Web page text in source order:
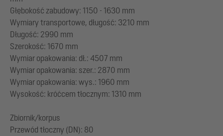
Głębokość zabudowy: 1150 - 1630 mm
Wymiary transportowe, długość: 3210 mm
Długość: 2990 mm
Szerokość: 1670 mm
Wymiar opakowania: dł.: 4507 mm
Wymiar opakowania: szer.: 2870 mm
Wymiar opakowania: wys.: 1960 mm
Wysokość: króćcem tłocznym: 1310 mm
Zbiornik/korpus
Przewód tłoczny (DN): 80